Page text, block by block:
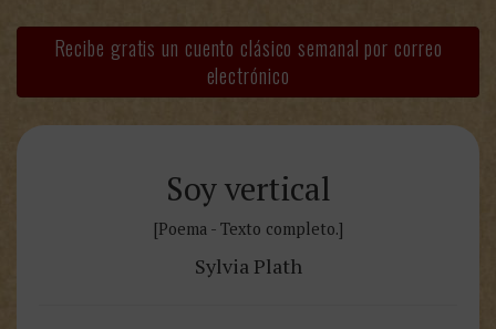
Recibe gratis un cuento clásico semanal por correo
electrónico
Soy vertical
[Poema - Texto completo.]
Sylvia Plath